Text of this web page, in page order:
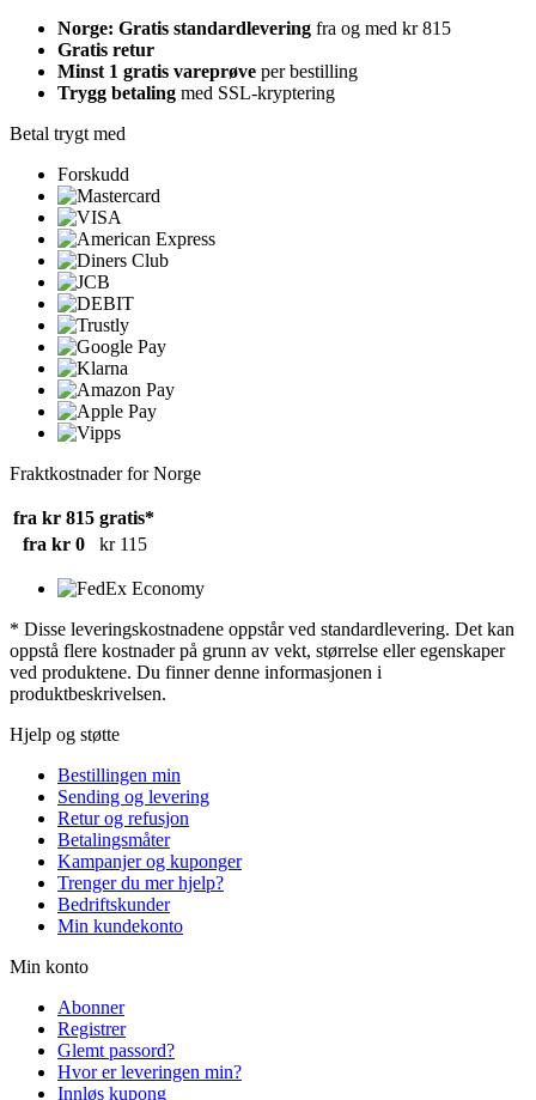
Norge: Gratis standardlevering fra og med kr 815
Gratis retur
Minst 1 gratis vareprøve per bestilling
Trygg betaling med SSL-kryptering
Betal trygt med
Forskudd
Fraktkostnader for Norge
fra kr 815 gratis*
fra kr 0
kr 115
* Disse leveringskostnadene oppstår ved standardlevering. Det kan
oppstå flere kostnader på grunn av vekt, størrelse eller egenskaper
ved produktene. Du finner denne informasjonen i
produktbeskrivelsen.
Hjelp og støtte
Bestillingen min
Sending og levering
Retur og refusjon
Betalingsmåter
Kampanjer og kuponger
Trenger du mer hjelp?
Bedriftskunder
Min kundekonto
Min konto
Abonner
Registrer
Glemt passord?
Hvor er leveringen min?
Innløs kupong